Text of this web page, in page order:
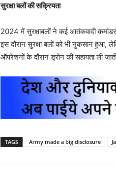
सुरक्षा बलों की सक्रियता
2024 में सुरक्षाबलों ने कई आतंकवादी
इस दौरान सुरक्षा बलों को भी नुकसान हुआ,
ऑपरेशनों के दौरान ड्रोन की सहायता ली
TAGS Army made a big disclosure